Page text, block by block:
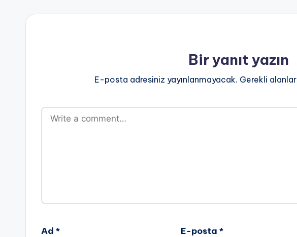
Bir yanıt yazın
E-posta adresiniz yayınlanmayacak. Gerekli alanlar
Ad * E-posta *